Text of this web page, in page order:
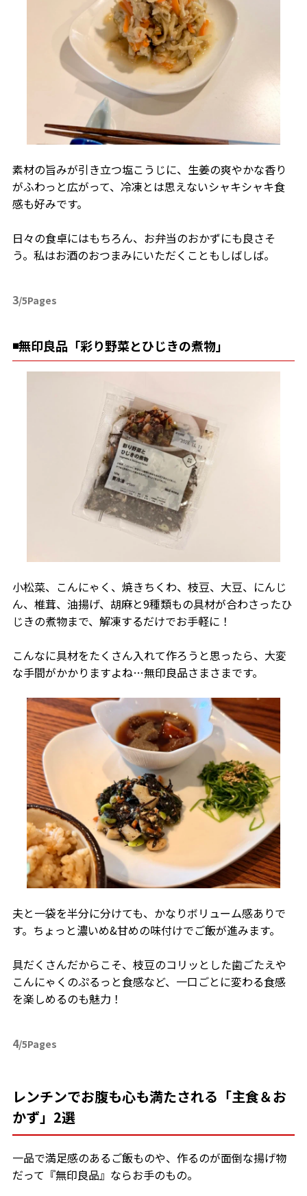
素材の旨みが引き立つ塩こうじに、生姜の爽やかな香り
がふわっと広がって、冷凍とは思えないシャキシャキ食
感も好みです。
日々の食卓にはもちろん、お弁当のおかずにも良さそ
う。私はお酒のおつまみにいただくこともしばしば。
3/5Pages
◾️無印良品「彩り野菜とひじきの煮物」
小松菜、こんにゃく、焼きちくわ、枝豆、大豆、にんじ
ん、椎茸、油揚げ、胡麻と9種類もの具材が合わさったひ
じきの煮物まで、解凍するだけでお手軽に！
こんなに具材をたくさん入れて作ろうと思ったら、大変
な手間がかかりますよね…無印良品さまさまです。
夫と一袋を半分に分けても、かなりボリューム感ありで
す。ちょっと濃いめ&甘めの味付けでご飯が進みます。
具だくさんだからこそ、枝豆のコリッとした歯ごたえや
こんにゃくのぷるっと食感など、一口ごとに変わる食感
を楽しめるのも魅力！
4/5Pages
レンチンでお腹も心も満たされる「主食＆お
かず」2選
一品で満足感のあるご飯ものや、作るのが面倒な揚げ物
だって『無印良品』ならお手のもの。